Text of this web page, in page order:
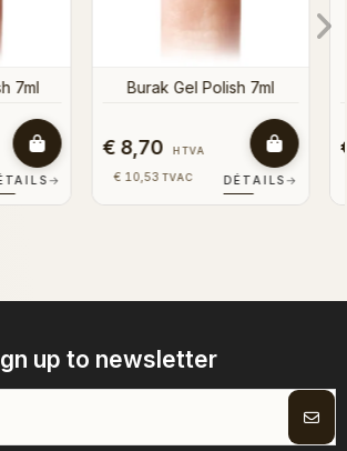
DÉTAILS
€ 8,70 HTVA
€ 10,53 TVAC DÉTAILS
up to newsletter